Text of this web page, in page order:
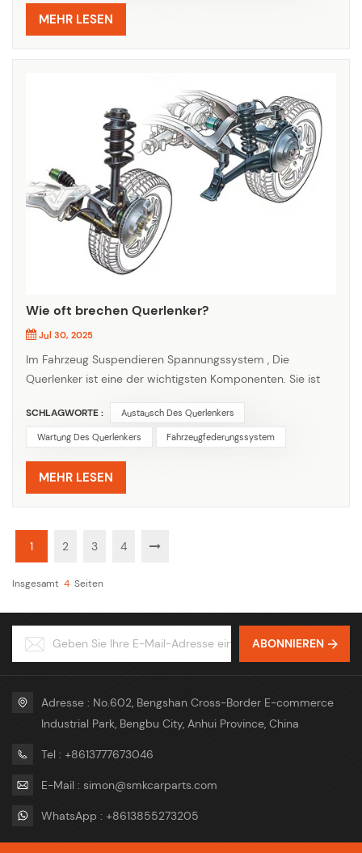
rauen Umgebungsbedingungen, Straßenschmutz und
Stößen ausgesetzt. Mit der Zeit führt di...
MEHR LESEN
Wie oft brechen Querlenker?
Jul 30, 2025
Im Fahrzeug Suspendieren Spannungssystem , Die
Querlenker ist eine der wichtigsten Komponenten. Sie ist
verantwortlich und absorbiert die während der Fahrt
entstehenden Vibrationen. Aufgrund der häufigen
Straßenoberfläche ist die Schadenshäufigkeit des
Querlenkers für Autobesitzer zu einem hä...
SCHLAGWORTE : Austausch Des Querlenkers
Wartung Des Querlenkers Fahrzeugfederungssystem
MEHR LESEN
1 2 3 4
Insgesamt 4 Seiten
ABONNIEREN
Adresse : No.602, Bengshan Cross-Border E-commerce
Industrial Park, Bengbu City, Anhui Province, China
Tel : +8613777673046
E-Mail : simon@smkcarparts.com
WhatsApp : +8613855273205